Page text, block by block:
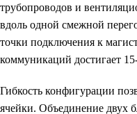
трубопроводов и
вдоль одной смежной
точки подключения к
коммуникаций достигает
Гибкость конфигурации
ячейки. Объединение двух